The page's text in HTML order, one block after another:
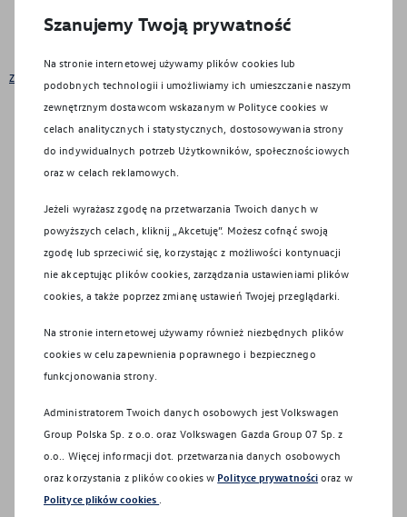
satysfakcji klienta lub zainteresowania marką, produktami i usługami
Zobacz więcej
Wyślij
EU Data Act
Formularz cofnięcia zgód
WLTP – zużycie paliwa i emisja CO₂
Polityka prywatności
Polityka plików cookie
Jak nas znaleźć?
Szanujemy Twoją prywatność
Na stronie internetowej używamy plików cookies lub
podobnych technologii i umożliwiamy ich umieszczanie naszym
zewnętrznym dostawcom wskazanym w Polityce cookies w
celach analitycznych i statystycznych, dostosowywania strony
do indywidualnych potrzeb Użytkowników, społecznościowych
oraz w celach reklamowych.
Jeżeli wyrażasz zgodę na przetwarzania Twoich danych w
powyższych celach, kliknij „Akcetuję”. Możesz cofnąć swoją
zgodę lub sprzeciwić się, korzystając z możliwości kontynuacji
nie akceptując plików cookies, zarządzania ustawieniami plików
cookies, a także poprzez zmianę ustawień Twojej przeglądarki.
Na stronie internetowej używamy również niezbędnych plików
cookies w celu zapewnienia poprawnego i bezpiecznego
funkcjonowania strony.
Administratorem Twoich danych osobowych jest Volkswagen
Group Polska Sp. z o.o. oraz Volkswagen Gazda Group 07 Sp. z
o.o.
. Więcej informacji dot. przetwarzania danych osobowych
oraz korzystania z plików cookies w Polityce prywatności oraz w
Polityce plików cookies